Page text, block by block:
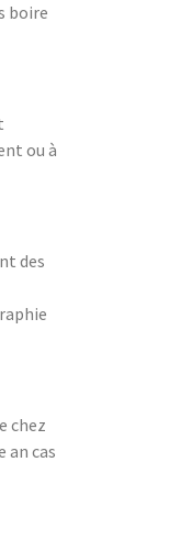
boire
ou à
des
chez
an cas